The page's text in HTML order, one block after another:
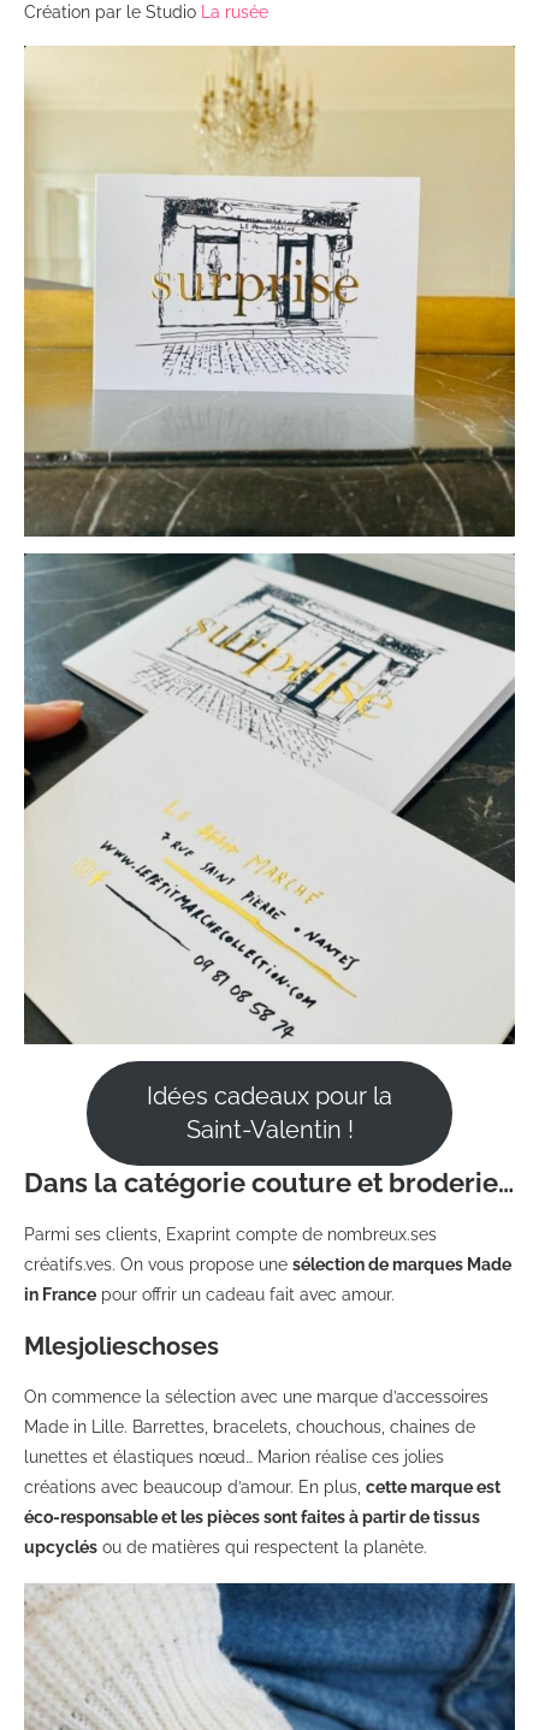
Création par le Studio La rusée
Idées cadeaux pour la
Saint-Valentin !
Dans la catégorie couture et broderie…
Parmi ses clients, Exaprint compte de nombreux.ses
créatifs.ves. On vous propose une sélection de marques Made
in France pour offrir un cadeau fait avec amour.
Mlesjolieschoses
On commence la sélection avec une marque d’accessoires
Made in Lille. Barrettes, bracelets, chouchous, chaines de
lunettes et élastiques nœud… Marion réalise ces jolies
créations avec beaucoup d’amour. En plus, cette marque est
éco-responsable et les pièces sont faites à partir de tissus
upcyclés ou de matières qui respectent la planète.